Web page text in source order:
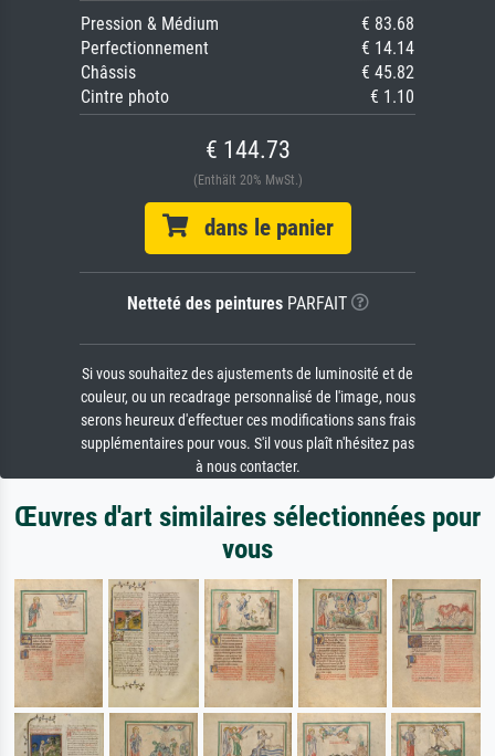
Pression & Médium
€ 83.68
Perfectionnement
€ 14.14
Châssis
€ 45.82
Cintre photo
€ 1.10
€ 144.73
(Enthält 20% MwSt.)
dans le panier
Netteté des peinturesPARFAIT
Si vous souhaitez des ajustements de luminosité et de
couleur, ou un recadrage personnalisé de l'image, nous
serons heureux d'effectuer ces modifications sans frais
supplémentaires pour vous. S'il vous plaît n'hésitez pas
à nous contacter.
Œuvres d'art similaires sélectionnées pour
vous